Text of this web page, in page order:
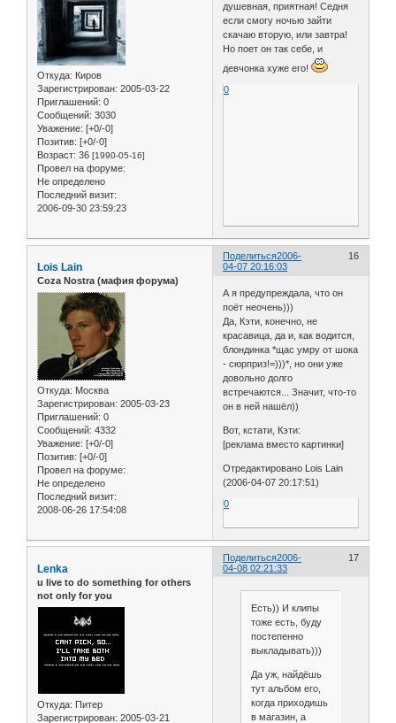
Откуда: Киров
Зарегистрирован: 2005-03-22
Приглашений: 0
Сообщений: 3030
Уважение: [+0/-0]
Позитив: [+0/-0]
Возраст: 36 [1990-05-16]
Провел на форуме:
Не определено
Последний визит:
2006-09-30 23:59:23
душевная, приятная! Седня
если смогу ночью зайти
скачаю вторую, или завтра!
Но поет он так себе, и
девчонка хуже его!
0
Поделиться 16
2006-
04-07 20:16:03
Lois Lain
Coza Nostra (мафия форума)
Откуда: Москва
Зарегистрирован: 2005-03-23
Приглашений: 0
Сообщений: 4332
Уважение: [+0/-0]
Позитив: [+0/-0]
Провел на форуме:
Не определено
Последний визит:
2008-06-26 17:54:08
А я предупреждала, что он
поёт неочень)))
Да, Кэти, конечно, не
красавица, да и, как водится,
блондинка *щас умру от шока
- сюрприз!=)))*, но они уже
довольно долго
встречаются... Значит, что-то
он в ней нашёл))
Вот, кстати, Кэти:
[реклама вместо картинки]
Отредактировано Lois Lain
(2006-04-07 20:17:51)
0
Поделиться 17
2006-
04-08 02:21:33
Lenka
u live to do something for others
not only for you
Откуда: Питер
Зарегистрирован: 2005-03-21
Есть)) И клипы
тоже есть, буду
постепенно
выкладывать)))
Да уж, найдёшь
тут альбом его,
когда приходишь
в магазин, а